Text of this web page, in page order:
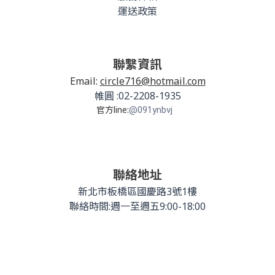
運送政策
聯繫資訊
Email: circle716@hotmail.com
帷圓 :02-2208-1935
官方line:@091ynbvj
聯絡地址
新北市板橋區國慶路3號1樓
聯絡時間:週一至週五9:00-18:00